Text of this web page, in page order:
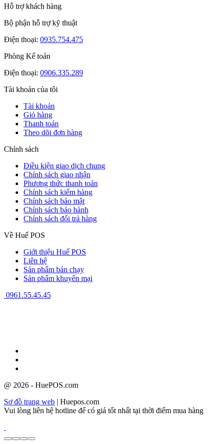
Hỗ trợ khách hàng
Bộ phận hỗ trợ kỹ thuật
Điện thoại: 0935.754.475
Phòng Kế toán
Điện thoại: 0906.335.289
Tài khoản của tôi
Tài khoản
Giỏ hàng
Thanh toán
Theo dõi đơn hàng
Chính sách
Điều kiện giao dịch chung
Chính sách giao nhận
Phương thức thanh toán
Chính sách kiểm hàng
Chính sách bảo mật
Chính sách bảo hành
Chính sách đổi trả hàng
Về Huế POS
Giới thiệu Huế POS
Liên hệ
Sản phẩm bán chạy
Sản phẩm khuyến mại
0961.55.45.45
@ 2026 - HuePOS.com
Sơ đồ trang web | Huepos.com
Vui lòng liên hệ hotline để có giá tốt nhất tại thời điểm mua hàng